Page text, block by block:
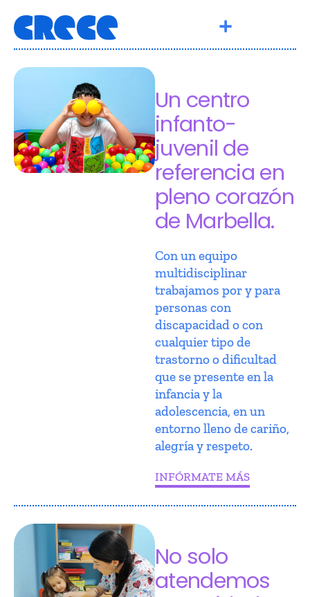
Un centro
infanto-
juvenil de
referencia en
pleno corazón
de Marbella.
Con un equipo
multidisciplinar
trabajamos por y para
personas con
discapacidad o con
cualquier tipo de
trastorno o dificultad
que se presente en la
infancia y la
adolescencia, en un
entorno lleno de cariño,
alegría y respeto.
INFÓRMATE MÁS
No solo
atendemos